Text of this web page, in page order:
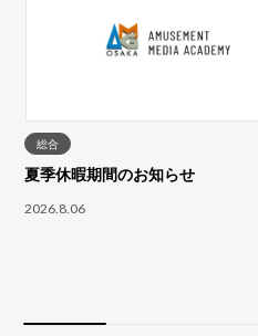
総合
夏季休暇期間のお知らせ
2026.8.06